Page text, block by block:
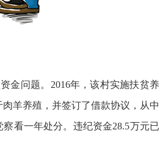
金问题。2016年，该村实施扶贫养
羊养殖，并签订了借款协议，从中
看一年处分。违纪资金28.5万元已